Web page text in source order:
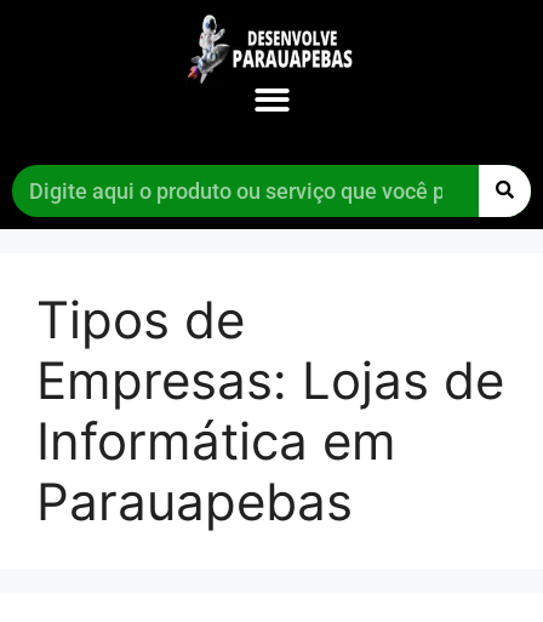
Tipos de
Empresas: Lojas de
Informática em
Parauapebas